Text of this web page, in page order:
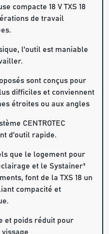
compacte 18 V TXS 18
de travail
l'outil est maniable
sont conçus pour
difficiles et conviennent
étroites ou aux angles
CENTROTEC
d'outil rapide.
que le logement pour
et le Systainer³
font de la TXS 18 un
compacité et
et poids réduit pour